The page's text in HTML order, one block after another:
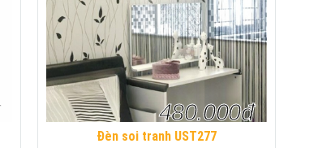
Đèn soi tranh UST277
480.000đ